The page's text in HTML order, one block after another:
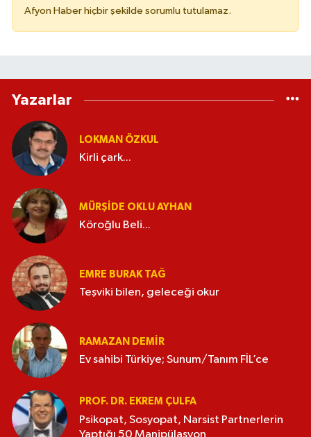
Afyon Haber hiçbir şekilde sorumlu tutulamaz.
Yazarlar
LOKMAN ÖZKUL
Kirli çark...
MÜRŞIDE OKLU AYHAN
Köroğlu Beli...
EMRE BURAK TAĞ
Teşviki bilen, geleceği okur
RAMAZAN DEMİR
Ev sahibi Türkiye; Sunum/Tanım FİL’ce
PROF. DR. EKREM ÇULFA
Psikopat, Sosyopat, Narsist Partnerlerin
Yaptığı 50 Manipülasyon